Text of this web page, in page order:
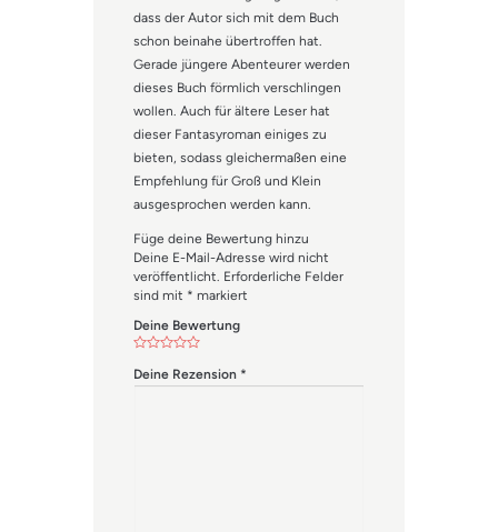
dass der Autor sich mit dem Buch
schon beinahe übertroffen hat.
Gerade jüngere Abenteurer werden
dieses Buch förmlich verschlingen
wollen. Auch für ältere Leser hat
dieser Fantasyroman einiges zu
bieten, sodass gleichermaßen eine
Empfehlung für Groß und Klein
ausgesprochen werden kann.
Füge deine Bewertung hinzu
Deine E-Mail-Adresse wird nicht
veröffentlicht. Erforderliche Felder
sind mit * markiert
Deine Bewertung
Deine Rezension *